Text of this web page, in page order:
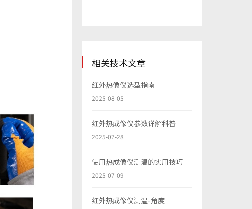
相关技术文章
红外热像仪选型指南
2025-08-05
红外热成像仪参数详解科普
2025-07-28
使用热成像仪测温的实用技巧
2025-07-09
红外热成像仪测温-角度